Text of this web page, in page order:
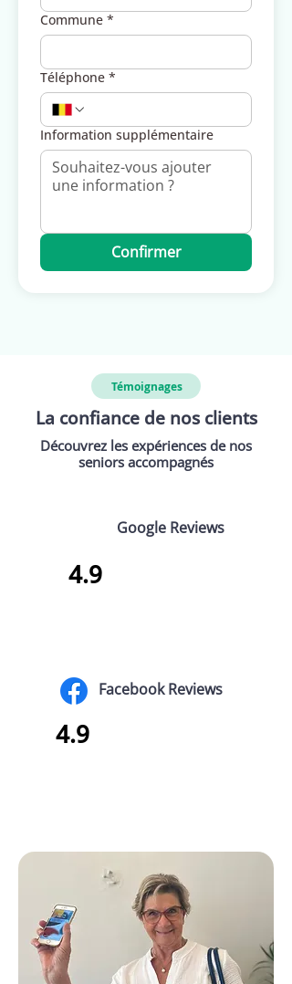
Commune *
Téléphone *
Information supplémentaire
Confirmer
Témoignages
La confiance de nos clients
Découvrez les expériences de nos
seniors accompagnés
Google Reviews
4.9
Facebook Reviews
4.9